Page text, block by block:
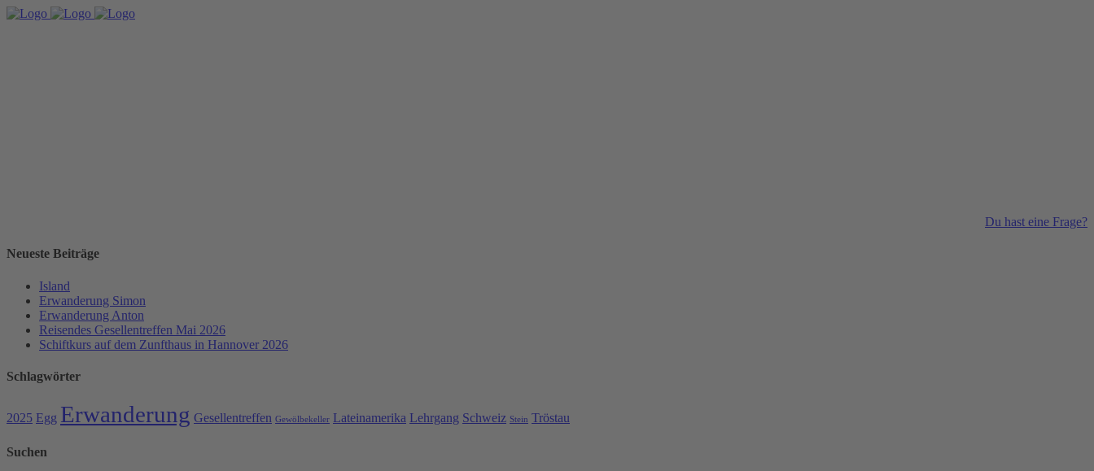
Du hast eine Frage?
Neueste Beiträge
Island
Erwanderung Simon
Erwanderung Anton
Reisendes Gesellentreffen Mai 2026
Schiftkurs auf dem Zunfthaus in Hannover 2026
Schlagwörter
2025 Egg Erwanderung Gesellentreffen Gewölbekeller Lateinamerika Lehrgang Schweiz Stein Tröstau
Suchen